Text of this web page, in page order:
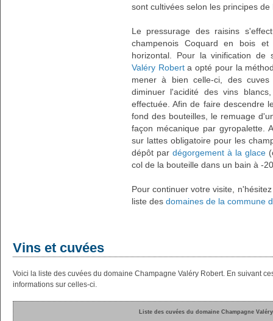
sont cultivées selon les principes
Le pressurage des raisins
champenois Coquard en bois et
horizontal. Pour la vinification
Valéry Roberta opté pour la
mener à bien celle-ci, des
diminuer l'acidité des vins
effectuée. Afin de faire descendre
fond des bouteilles, le remuage
façon mécanique par gyropalette.
sur lattes obligatoire pour les
dépôt par dégorgement à la glace
col de la bouteille dans un bain à -
Pour continuer votre visite,
liste des domaines de la commune
Vins et cuvées
Voici la liste des cuvées du domaine Champagne Valéry Robert. En suivant
informations sur celles-ci.
Liste des cuvées du domaine Champagne